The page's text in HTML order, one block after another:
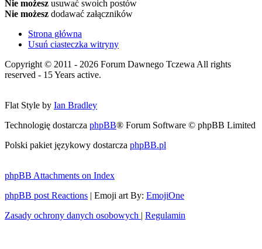
Nie możesz usuwać swoich postów
Nie możesz dodawać załączników
Strona główna
Usuń ciasteczka witryny
Copyright © 2011 - 2026 Forum Dawnego Tczewa All rights
reserved - 15 Years active.
Flat Style by Ian Bradley
Technologię dostarcza phpBB® Forum Software © phpBB Limited
Polski pakiet językowy dostarcza phpBB.pl
phpBB Attachments on Index
phpBB post Reactions | Emoji art By: EmojiOne
Zasady ochrony danych osobowych | Regulamin